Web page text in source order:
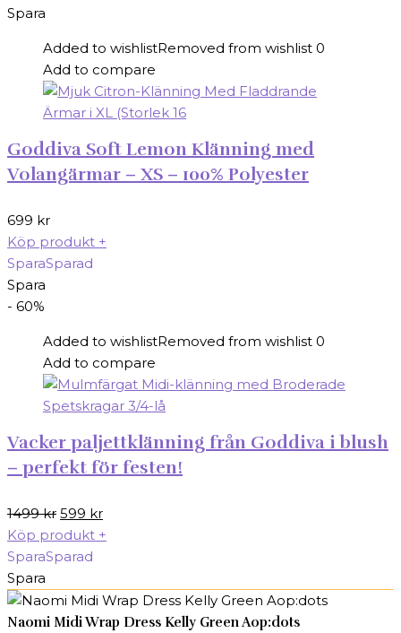
Spara
Added to wishlistRemoved from wishlist 0
Add to compare
Goddiva Soft Lemon Klänning med
Volangärmar – XS – 100% Polyester
699 kr
Köp produkt +
SparaSparad
Spara
- 60%
Added to wishlistRemoved from wishlist 0
Add to compare
Vacker paljettklänning från Goddiva i blush
– perfekt för festen!
1499kr Det
ursprungliga
priset
1499 kr.
599 krDet
nuvarande
599 kr.
Köp produkt +
SparaSparad
Spara
Naomi Midi Wrap Dress Kelly Green Aop:dots